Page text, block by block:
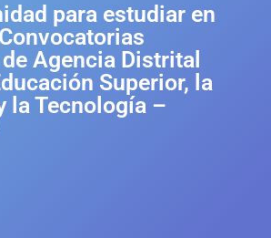
para estudiar en
Agencia Distrital
Superior, la
la Tecnología –